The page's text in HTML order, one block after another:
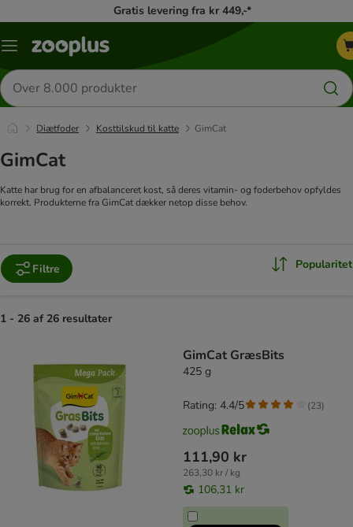
Gratis levering fra kr 449,-*
Menu
Søg
efter
produkter
Diætfoder Kosttilskud til katte GimCat
GimCat
Katte har brug for en afbalanceret kost, så deres vitamin- og foderbehov opfyldes
korrekt. Produkterne fra GimCat dækker netop disse behov.
Filtre Popularitet
1 - 26 af 26 resultater
GimCat GræsBits
425 g
111,90 kr
263,30 kr / kg
106,31 kr
Rating: 4.4/5 (23)